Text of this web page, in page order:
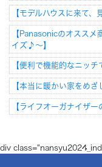
【モデルハウスに来て、
【Panasonicのオススメ
イズ♪～】
【便利で機能的なニッ
【本当に暖かい家をめざ
【ライフオーガナイザ
div